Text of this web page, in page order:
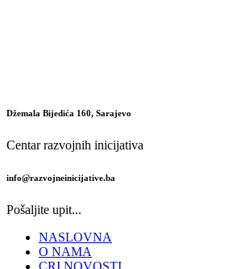
Džemala Bijedića 160, Sarajevo
Centar razvojnih inicijativa
info@razvojneinicijative.ba
Pošaljite upit...
NASLOVNA
O NAMA
CRI NOVOSTI